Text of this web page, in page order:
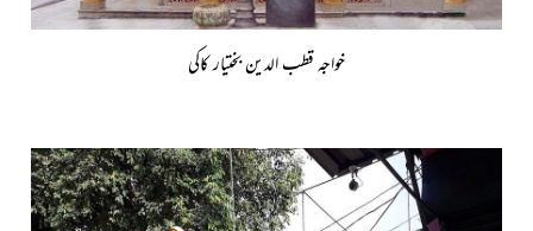
خواجہ قطب الدین بختیار کاکی